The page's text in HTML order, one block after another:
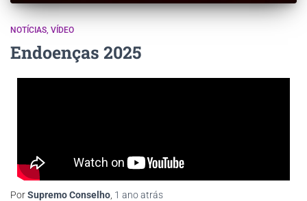
NOTÍCIAS VÍDEO
Endoenças 2025
PorSupremo Conselho 1 anoatrás